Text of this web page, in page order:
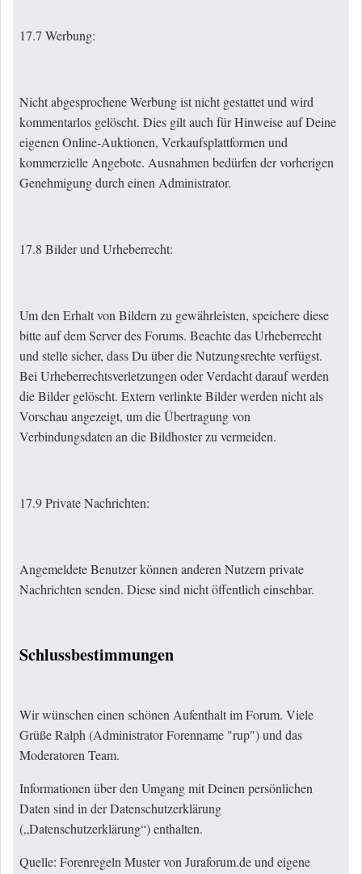
17.7 Werbung:
Nicht abgesprochene Werbung ist nicht gestattet und wird
kommentarlos gelöscht. Dies gilt auch für Hinweise auf Deine
eigenen Online-Auktionen, Verkaufsplattformen und
kommerzielle Angebote. Ausnahmen bedürfen der vorherigen
Genehmigung durch einen Administrator.
17.8 Bilder und Urheberrecht:
Um den Erhalt von Bildern zu gewährleisten, speichere diese
bitte auf dem Server des Forums. Beachte das Urheberrecht
und stelle sicher, dass Du über die Nutzungsrechte verfügst.
Bei Urheberrechtsverletzungen oder Verdacht darauf werden
die Bilder gelöscht. Extern verlinkte Bilder werden nicht als
Vorschau angezeigt, um die Übertragung von
Verbindungsdaten an die Bildhoster zu vermeiden.
17.9 Private Nachrichten:
Angemeldete Benutzer können anderen Nutzern private
Nachrichten senden. Diese sind nicht öffentlich einsehbar.
Schlussbestimmungen
Wir wünschen einen schönen Aufenthalt im Forum. Viele
Grüße Ralph (Administrator Forenname "rup") und das
Moderatoren Team.
Informationen über den Umgang mit Deinen persönlichen
Daten sind in der Datenschutzerklärung
(„Datenschutzerklärung“) enthalten.
Quelle: Forenregeln Muster von Juraforum.de und eigene